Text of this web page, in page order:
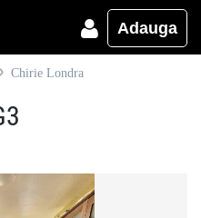
Adauga
Chirie Londra